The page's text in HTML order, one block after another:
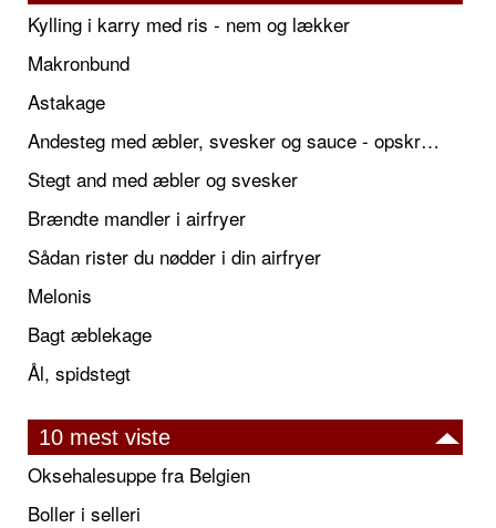
Kylling i karry med ris - nem og lækker
Makronbund
Astakage
Andesteg med æbler, svesker og sauce - opskrift også til jul
Stegt and med æbler og svesker
Brændte mandler i airfryer
Sådan rister du nødder i din airfryer
Melonis
Bagt æblekage
Ål, spidstegt
10 mest viste
Oksehalesuppe fra Belgien
Boller i selleri